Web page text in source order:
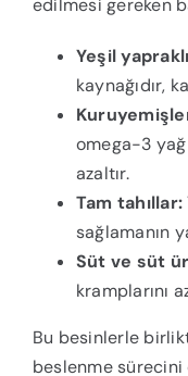
edilmesi gereken
Yeşil
kaynağıdır,
omega-3
azaltır.
Tam tahıllar:
sağlamanın
Süt ve süt
kramplarını
Bu besinlerle
beslenme